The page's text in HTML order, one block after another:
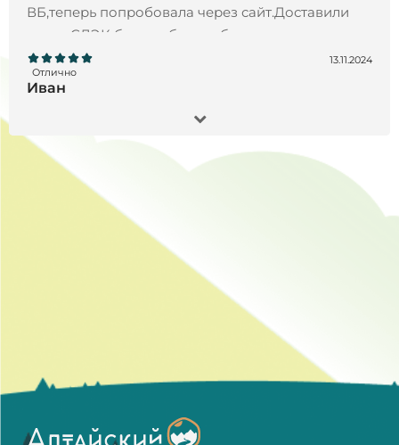
ВБ,теперь попробовала через сайт.Доставили
через СДЭК без проблем и быстро.
Отлично
13.11.2024
Иван
Заказал Черный орех экстракт, 200 мл- все
отлично !!! Товар пришел точно в срок, продукт
отличного качества, остался всем доволен!!!
Рекомендую)
Большое спасибо за быструю доставку,
качественную упаковку, одноразовые пипетки.
Сервис на высшем уровне!Это первый заказ,
начну принимать, дополню по результатам. Бог
помощь всем.
Читать все отзывы